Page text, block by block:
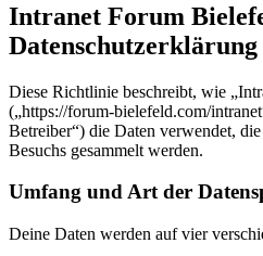
Intranet Forum
Datenschutzerklärung
Diese Richtlinie beschreibt, wie
(„https://forum-bielefeld.com/
Betreiber“) die Daten verwendet,
Besuchs gesammelt werden.
Umfang und Art der
Deine Daten werden auf vier